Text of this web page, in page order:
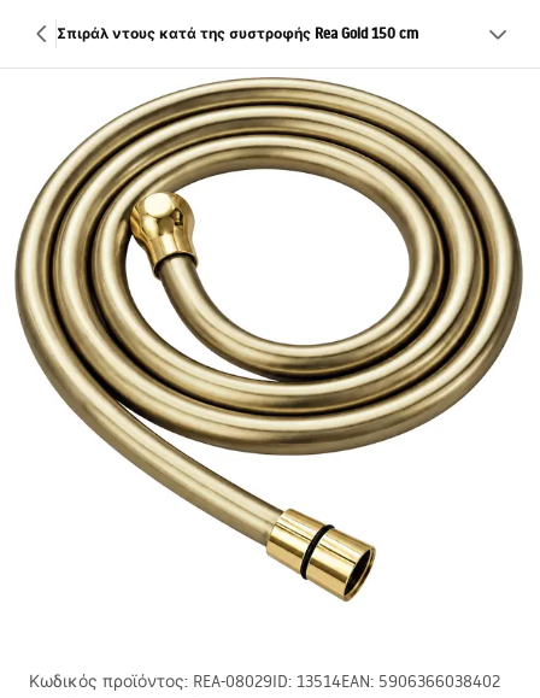
Σπιράλ ντους κατά της συστροφής Rea Gold 150 cm
Κωδικός προϊόντος: REA-08029ID: 13514EAN: 5906366038402